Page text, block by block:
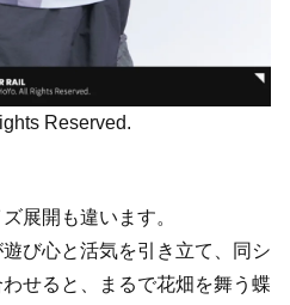
Reserved.
展開も違います。
び心と活気を引き立て、同シ
せると、まるで花畑を舞う蝶